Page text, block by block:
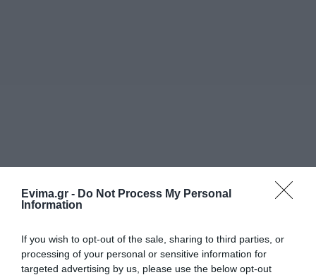
Evima.gr - Do Not Process My Personal
Information
If you wish to opt-out of the sale, sharing to third parties, or
processing of your personal or sensitive information for
targeted advertising by us, please use the below opt-out